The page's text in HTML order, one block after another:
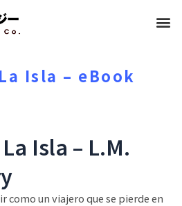
メ
Isla – eBook
Isla – L.M.
como un viajero que se pierde en